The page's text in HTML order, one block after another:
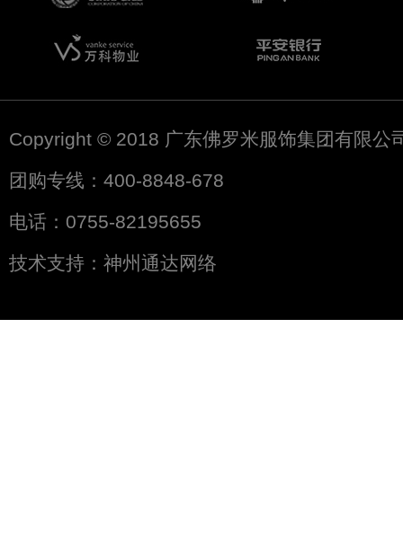
Copyright © 2018 广东佛罗米服饰集团有限公
团购专线：400-8848-678
电话：0755-82195655
技术支持： 神州通达网络